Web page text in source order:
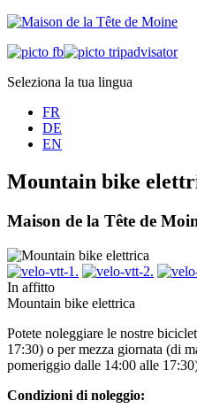
Seleziona la tua lingua
FR
DE
EN
Mountain bike
Maison de la Tête de
In affitto
Mountain bike elettrica
Potete noleggiare le nostre
17:30) o per mezza giornata (di
pomeriggio dalle 14:00 alle
Condizioni di noleggio: